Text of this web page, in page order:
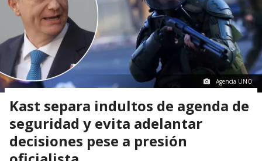
Agencia UNO
Kast separa indultos de agenda de
seguridad y evita adelantar
decisiones pese a presión